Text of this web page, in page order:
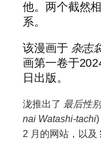
他。两个截然
系。
该漫画于 杂志
画第一卷于
日出版。
泷推出了 最后性别
nai Watashi-tachi)
2 月的网站，以及